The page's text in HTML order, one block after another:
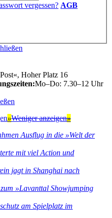
vergessen? AGB
Hoher Platz 16
Mo–Do: 7.30–12 Uhr
»Weniger anzeigen»
Ausflug in die »Welt der
mit viel Action und
jagt in Shanghai nach
»Lavanttal Showjumping
am Spielplatz im